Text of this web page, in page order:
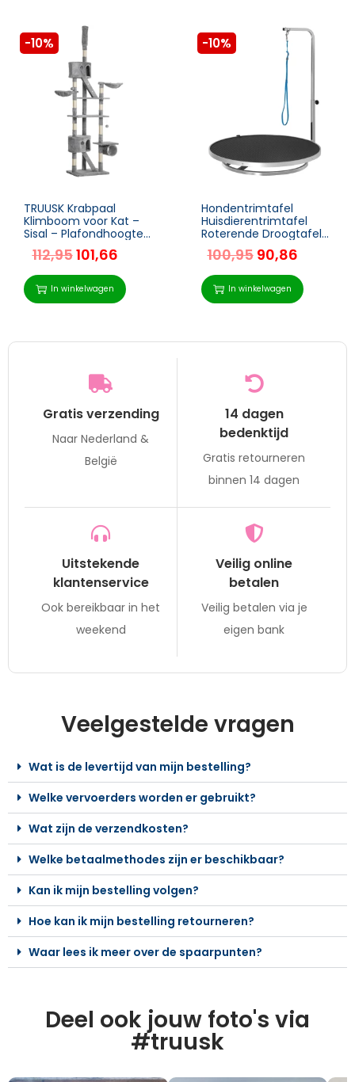
-10%
TRUUSK Krabpaal
Klimboom voor Kat –
Sisal – Plafondhoogte
240-260 cm –
Lichtgrijs – 60 x 45 cm
112,95101,66
In winkelwagen
-10%
Hondentrimtafel
Huisdierentrimtafel
Roterende Droogtafel
Met Verstelbare Arm
Antislip Tafelblad
Vergrendelingssystee
m Aluminiumlegering
Rand Roestvrij Stalen
100,95 90,86
In winkelwagen
Gratis verzending
Naar Nederland &
België
14 dagen
bedenktijd
Gratis retourneren
binnen 14 dagen
Uitstekende
klantenservice
Ook bereikbaar in het
weekend
Veilig online
betalen
Veilig betalen via je
eigen bank
Veelgestelde vragen
Wat is de levertijd van mijn bestelling?
Welke vervoerders worden er gebruikt?
Wat zijn de verzendkosten?
Welke betaalmethodes zijn er beschikbaar?
Kan ik mijn bestelling volgen?
Hoe kan ik mijn bestelling retourneren?
Waar lees ik meer over de spaarpunten?
Deel ook jouw foto's via
#truusk